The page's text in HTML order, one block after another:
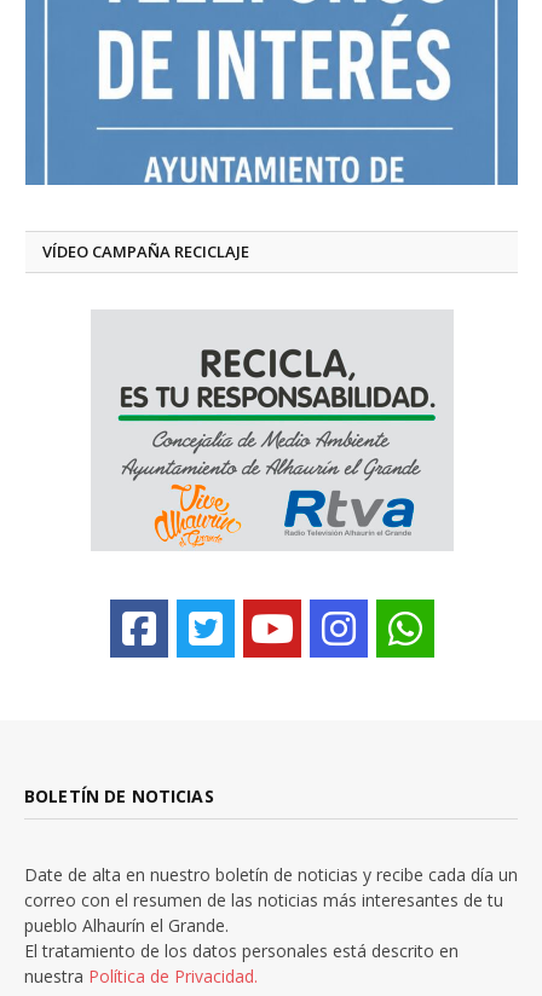
VÍDEO CAMPAÑA RECICLAJE
BOLETÍN DE NOTICIAS
Date de alta en nuestro boletín de noticias y recibe cada día un
correo con el resumen de las noticias más interesantes de tu
pueblo Alhaurín el Grande.
El tratamiento de los datos personales está descrito en
nuestra Política de Privacidad.